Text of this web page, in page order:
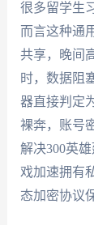
很多留学生
而言这种通
共享，晚间
时，数据阻
器直接判定
裸奔，账号
解决300英
戏加速拥有
态加密协议